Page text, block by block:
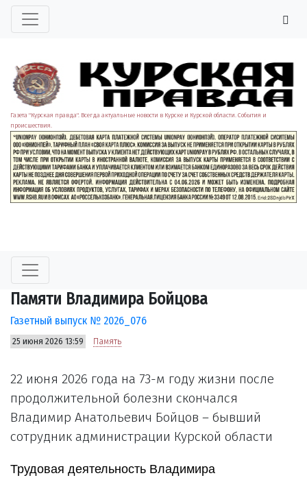
Газета "Курская правда". Всегда актуальные новости в Курске и Курской области. События и
происшествия.
Памяти Владимира Бойцова
Газетный выпуск № 2026_076
25 июня 2026 13:59 Память
22 июня 2026 года на 73-м году жизни после
продолжительной болезни скончался
Владимир Анатольевич Бойцов – бывший
сотрудник администрации Курской области
Трудовая деятельность Владимира